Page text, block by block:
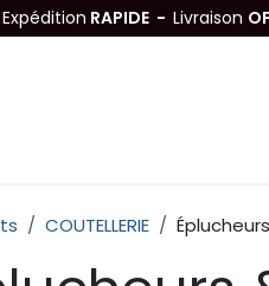
Expédition RAPIDE - Livraison
COUTELLERIE